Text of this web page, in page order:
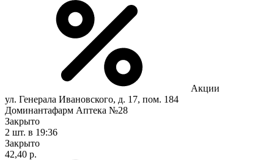
Акции
ул. Генерала Ивановского, д. 17, пом. 184
Доминантафарм Аптека №28
Закрыто
2 шт. в 19:36
Закрыто
42,40 р.